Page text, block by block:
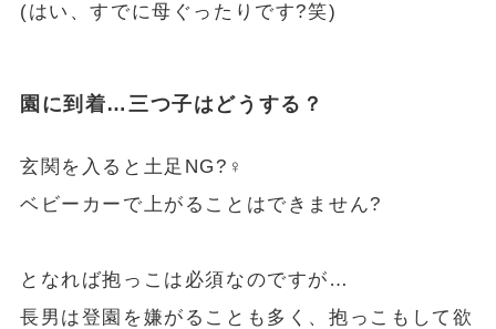
(はい、すでに母ぐったりです?笑)
園に到着…三つ子はどうする？
玄関を入ると土足NG?‍♀️
ベビーカーで上がることはできません?
となれば抱っこは必須なのですが…
長男は登園を嫌がることも多く、抱っこもして欲